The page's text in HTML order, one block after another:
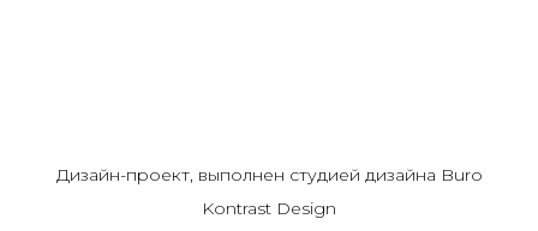
Дизайн-проект, выполнен студией дизайна Buro
Kontrast Design